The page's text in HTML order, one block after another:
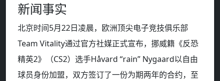
新闻事实
北京时间5月22日凌晨，欧洲顶尖电子竞技俱乐部
Team Vitality通过官方社媒正式宣布，挪威籍《反恐
精英2》（CS2）选手Håvard “rain” Nygaard以自由
球员身份加盟，双方签订了一份为期两年的合约，至